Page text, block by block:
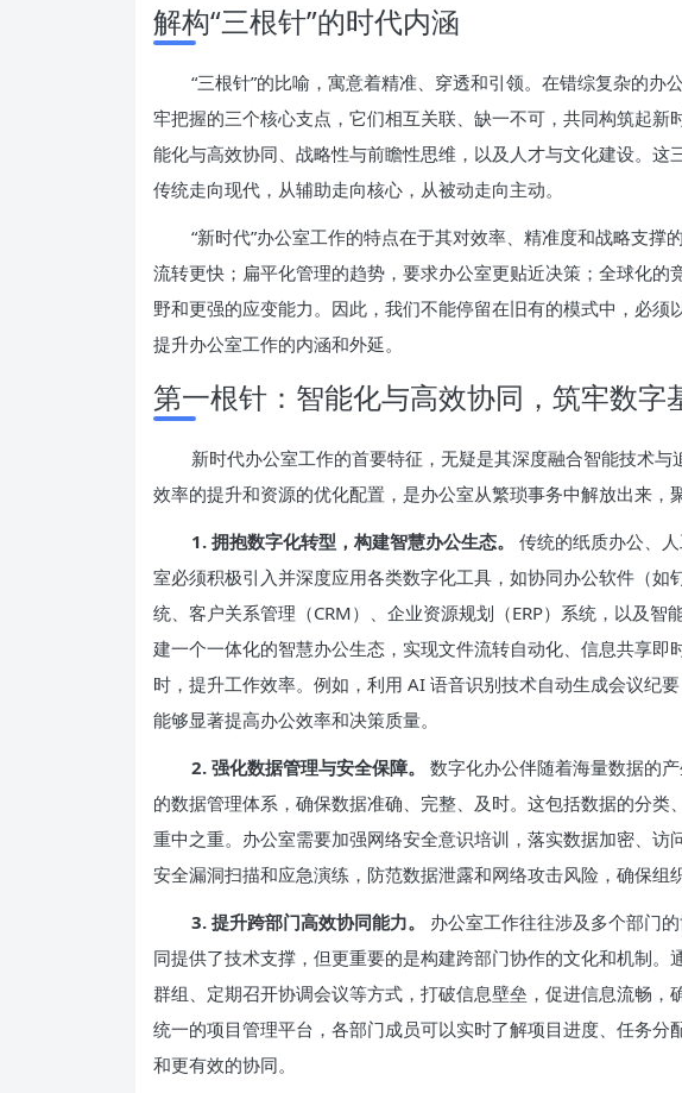
解构“三根针”的时代内涵
“三根针”的比喻，寓意着精准、穿透和引领。在错综复杂的办
牢把握的三个核心支点，它们相互关联、缺一不可，共同构筑起新
能化与高效协同、战略性与前瞻性思维，以及人才与文化建设。这
传统走向现代，从辅助走向核心，从被动走向主动。
“新时代”办公室工作的特点在于其对效率、精准度和战略支撑
流转更快；扁平化管理的趋势，要求办公室更贴近决策；全球化的
野和更强的应变能力。因此，我们不能停留在旧有的模式中，必
提升办公室工作的内涵和外延。
第一根针：智能化与高效协同，筑牢数字
新时代办公室工作的首要特征，无疑是其深度融合智能技术
效率的提升和资源的优化配置，是办公室从繁琐事务中解放出来，
1. 拥抱数字化转型，构建智慧办公生态。
传统的纸质办公、
室必须积极引入并深度应用各类数字化工具，如协同办公软件（如
统、客户关系管理（CRM）、企业资源规划（ERP）系统，以及智
建一个一体化的智慧办公生态，实现文件流转自动化、信息共享即
时，提升工作效率。例如，利用 AI 语音识别技术自动生成会议纪
能够显著提高办公效率和决策质量。
2. 强化数据管理与安全保障。
数字化办公伴随着海量数据的
的数据管理体系，确保数据准确、完整、及时。这包括数据的分类
重中之重。办公室需要加强网络安全意识培训，落实数据加密、访
安全漏洞扫描和应急演练，防范数据泄露和网络攻击风险，确保组
3. 提升跨部门高效协同能力。
办公室工作往往涉及多个部门
同提供了技术支撑，但更重要的是构建跨部门协作的文化和机制。
群组、定期召开协调会议等方式，打破信息壁垒，促进信息流畅，
统一的项目管理平台，各部门成员可以实时了解项目进度、任务分
和更有效的协同。